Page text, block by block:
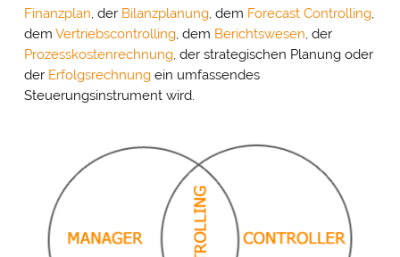
Finanzplan, der Bilanzplanung, dem Forecast Controlling,
dem Vertriebscontrolling, dem Berichtswesen, der
Prozesskostenrechnung, der strategischen Planung oder
der Erfolgsrechnungein umfassendes
Steuerungsinstrument wird.